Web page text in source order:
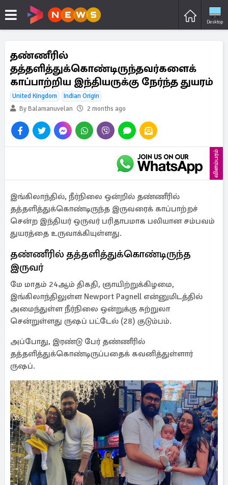
Desktop
தண்ணீரில்
தத்தளித்துக்கொண்டிருந்தவர்களைக்
காப்பாற்றிய இந்தியருக்கு நேர்ந்த துயரம்
United Kingdom
Indian Origin
By Balamanuvelan
2 months ago
விளம்பரம்
இங்கிலாந்தில், நீர்நிலை ஒன்றில் தண்ணீரில்
தத்தளித்துக்கொண்டிருந்த இருவரைக் காப்பாற்றச்
சென்ற இந்தியர் ஒருவர் பரிதாபமாக பலியான சம்பவம்
துயரத்தை உருவாக்கியுள்ளது.
தண்ணீரில் தத்தளித்துக்கொண்டிருந்த
இருவர்
மே மாதம் 24ஆம் திகதி, ஞாயிற்றுக்கிழமை,
இங்கிலாந்திலுள்ள Newport Pagnell என்னுமிடத்தில்
அமைந்துள்ள நீர்நிலை ஒன்றுக்கு சுற்றுலா
சென்றுள்ளது ருஷப் பட்டேல் (28) குடும்பம்.
அப்போது, இரண்டு பேர் தண்ணீரில்
தத்தளித்துக்கொண்டிருப்பதைக் கவனித்துள்ளார்
ருஷப்.